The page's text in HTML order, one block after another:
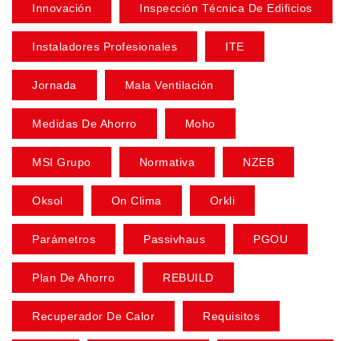
Innovación Inspección Técnica De Edificios
Instaladores Profesionales ITE
Jornada Mala Ventilación
Medidas De Ahorro Moho
MSI Grupo Normativa NZEB
Oksol On Clima Orkli
Parámetros Passivhaus PGOU
Plan De Ahorro REBUILD
Recuperador De Calor Requisitos